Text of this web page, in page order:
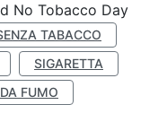
No Tobacco Day
TABACCO
SIGARETTA
FUMO